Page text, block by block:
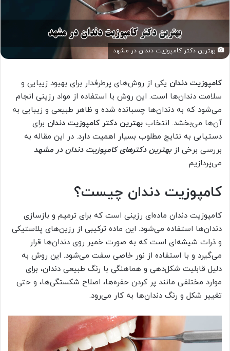
بهترین دکتر کامپوزیت دندان در مشهد
کامپوزیت دندان یکی از روش‌های پرطرفدار برای بهبود زیبایی و
سلامت دندان‌ها است. این روش با استفاده از مواد رزینی انجام
می‌شود که به دندان‌ها چسبانده شده و ظاهر طبیعی و زیبایی به
آن‌ها می‌بخشد. انتخاب بهترین دکتر کامپوزیت دندان برای
دستیابی به نتایج مطلوب بسیار اهمیت دارد. در این مقاله به
بررسی برخی ازبهترین دکترهای کامپوزیت دندان در مشهد
می‌پردازیم.
کامپوزیت دندان چیست؟
کامپوزیت دندان ماده‌ای رزینی است که برای ترمیم و بازسازی
دندان‌ها استفاده می‌شود. این ماده ترکیبی از رزین‌های پلاستیکی
و ذرات شیشه‌ای است که به صورت خمیر روی دندان‌ها قرار
می‌گیرد و با استفاده از نور خاصی سفت می‌شود. این روش به
دلیل قابلیت شکل‌دهی و هماهنگی با رنگ طبیعی دندان، برای
موارد مختلفی مانند پر کردن حفره‌ها، اصلاح شکستگی‌ها، و حتی
تغییر شکل و رنگ دندان‌ها به کار می‌رود.